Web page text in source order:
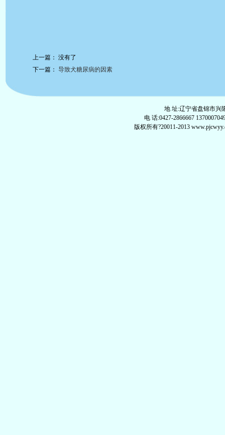
上一篇： 没有了
下一篇：导致犬糖尿病的因素
地 址:辽宁省盘锦市兴
电 话:0427-2866667
版权所有?20011-2013